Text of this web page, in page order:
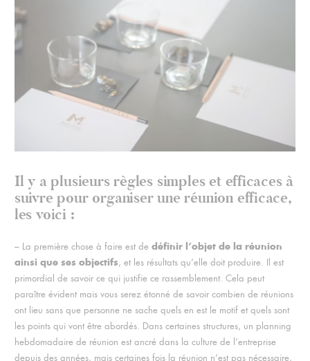
Il y a plusieurs règles simples et efficaces à
suivre pour organiser une réunion efficace,
les voici :
– La première chose à faire est de définir l’objet de la réunion
ainsi que ses objectifs, et les résultats qu’elle doit produire. Il est
primordial de savoir ce qui justifie ce rassemblement. Cela peut
paraître évident mais vous serez étonné de savoir combien de réunions
ont lieu sans que personne ne sache quels en est le motif et quels sont
les points qui vont être abordés. Dans certaines structures, un planning
hebdomadaire de réunion est ancré dans la culture de l’entreprise
depuis des années, mais certaines fois la réunion n’est pas nécessaire,